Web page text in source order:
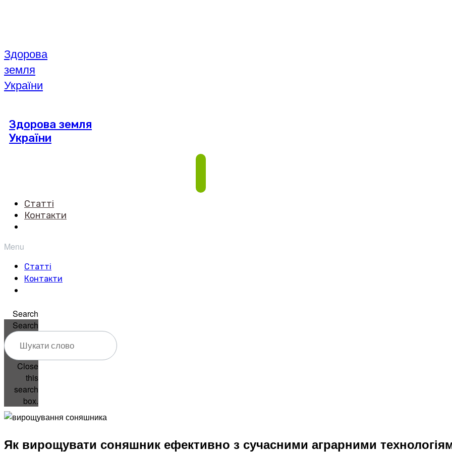
Здорова
земля
України
Здорова земля
України
Статті
Контакти
Menu
Статті
Контакти
Search
Search
Close
this
search
box.
Як вирощувати соняшник ефективно з сучасними аграрними